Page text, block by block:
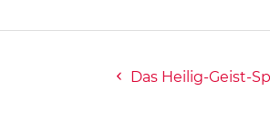
Das Heilig-Geist-